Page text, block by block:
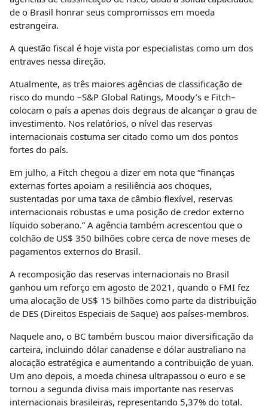
de o Brasil honrar seus compromissos em moeda
estrangeira.
A questão fiscal é hoje vista por especialistas como um dos
entraves nessa direção.
Atualmente, as três maiores agências de classificação de
risco do mundo –S&P Global Ratings, Moody’s e Fitch–
colocam o país a apenas dois degraus de alcançar o grau de
investimento. Nos relatórios, o nível das reservas
internacionais costuma ser citado como um dos pontos
fortes do país.
Em julho, a Fitch chegou a dizer em nota que “finanças
externas fortes apoiam a resiliência aos choques,
sustentadas por uma taxa de câmbio flexível, reservas
internacionais robustas e uma posição de credor externo
líquido soberano.” A agência também acrescentou que o
colchão de US$ 350 bilhões cobre cerca de nove meses de
pagamentos externos do Brasil.
A recomposição das reservas internacionais no Brasil
ganhou um reforço em agosto de 2021, quando o FMI fez
uma alocação de US$ 15 bilhões como parte da distribuição
de DES (Direitos Especiais de Saque) aos países-membros.
Naquele ano, o BC também buscou maior diversificação da
carteira, incluindo dólar canadense e dólar australiano na
alocação estratégica e aumentando a contribuição de yuan.
Um ano depois, a moeda chinesa ultrapassou o euro e se
tornou a segunda divisa mais importante nas reservas
internacionais brasileiras, representando 5,37% do total.